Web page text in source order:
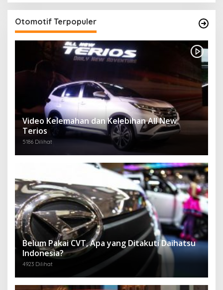
Otomotif Terpopuler
Video Kelemahan dan Kelebihan All New
Terios
5186 Dilihat
Belum Pakai CVT, Apa yang Ditakuti Daihatsu
Indonesia?
4923 Dilihat